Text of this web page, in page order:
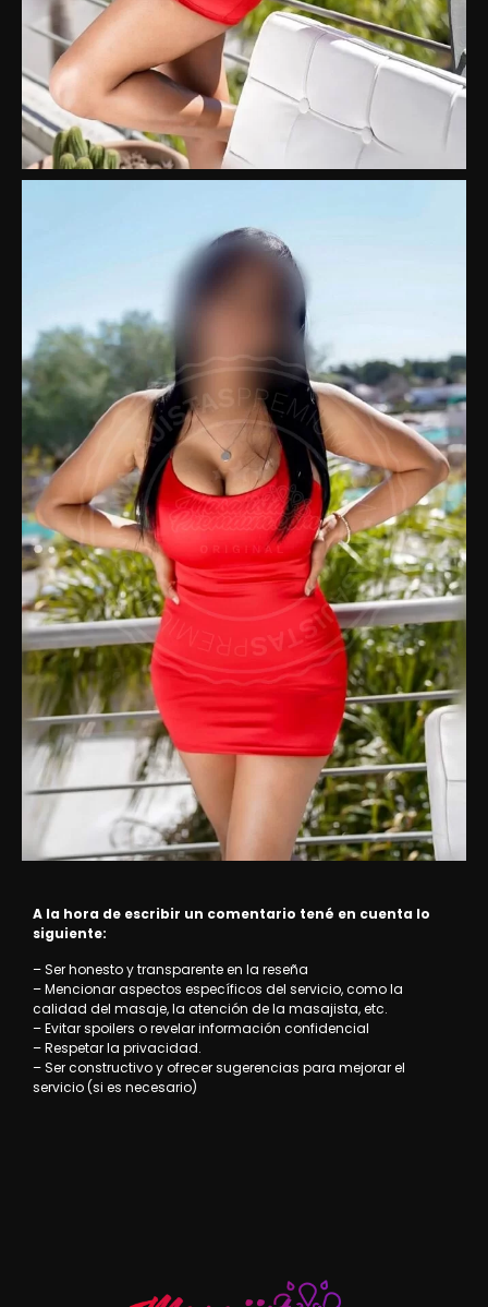
A la hora de escribir un comentario tené en cuenta lo
siguiente:
– Ser honesto y transparente en la reseña
– Mencionar aspectos específicos del servicio, como la
calidad del masaje, la atención de la masajista, etc.
– Evitar spoilers o revelar información confidencial
– Respetar la privacidad.
– Ser constructivo y ofrecer sugerencias para mejorar el
servicio (si es necesario)